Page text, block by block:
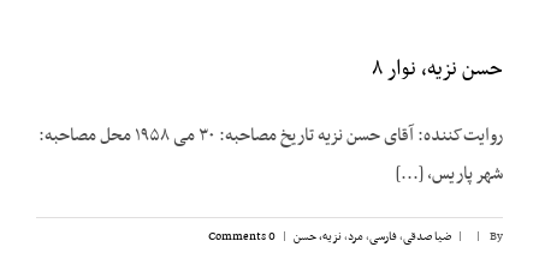
حسن نزیه، نوار ۸
روایت‌کننده: آقای حسن نزیه تاریخ مصاحبه: ۳۰ می ۱۹۵۸ محل مصاحبه:
شهر پاریس، [...]
By
|
| ضیا صدقی,فارسی,مرد,نزیه، حسن |
0 Comments